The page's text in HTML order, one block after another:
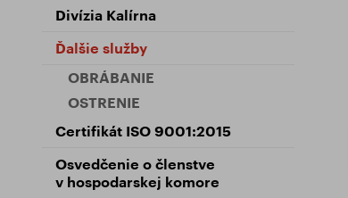
Problémy a ich riešenie
Pre frézy
Pre vrtáky
ZPS - FRÉZOVACÍ NÁSTROJE, a.s.
Udržitelnost
Kariera
Divízia Kalírna
Ďalšie služby
OBRÁBANIE
OSTRENIE
Certifikát ISO 9001:2015
Osvedčenie o členstve
v hospodarskej komore